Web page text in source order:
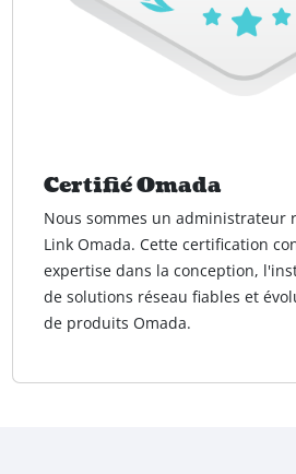
Certifié Omada
Nous sommes un administrateur
Link Omada. Cette certification
expertise dans la conception,
de solutions réseau fiables et
de produits Omada.